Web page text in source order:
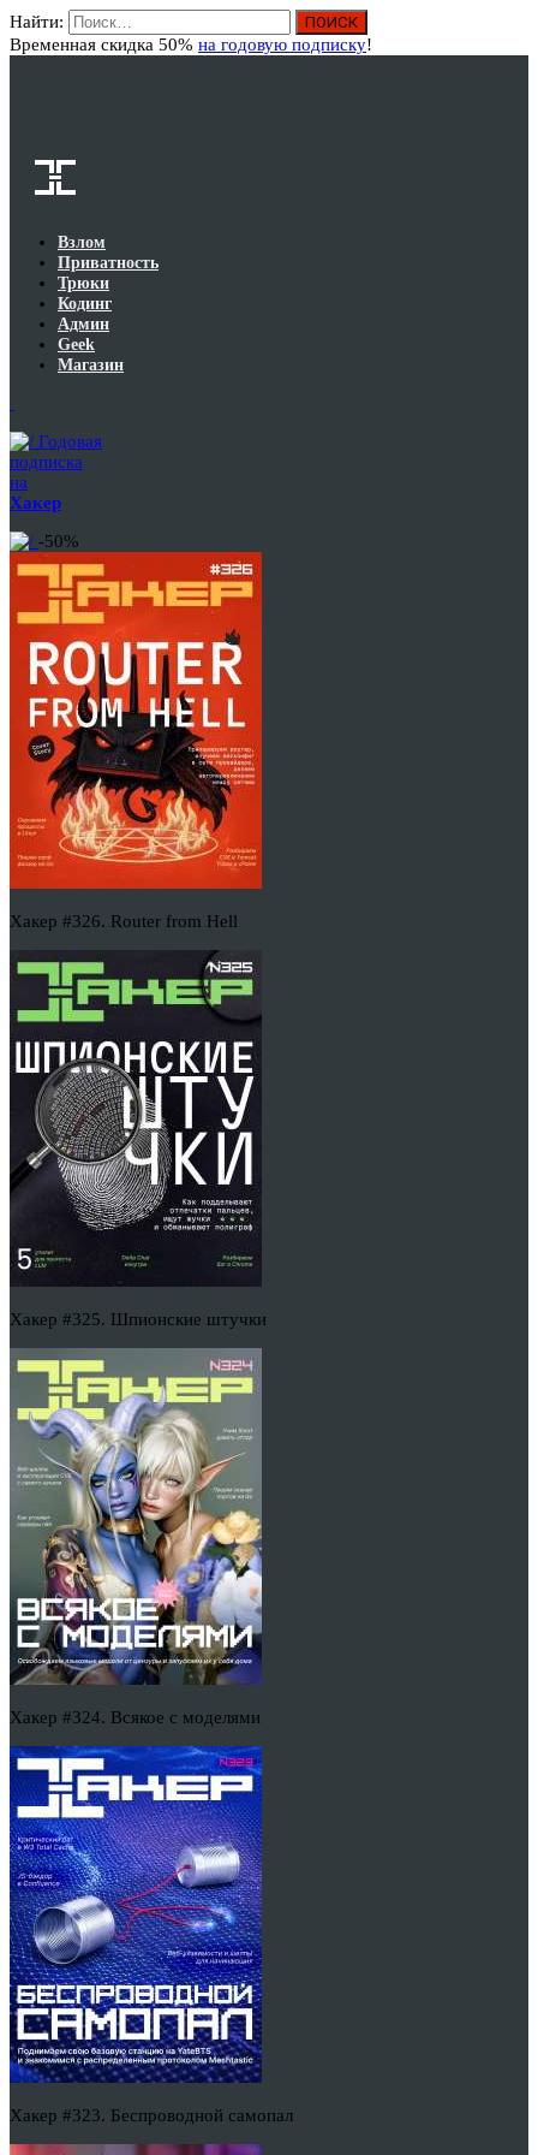
Найти:
Временная скидка 50% на годовую подписку!
Взлом
Приватность
Трюки
Кодинг
Админ
Geek
Магазин
Годовая
подписка
на
Хакер
-50%
Хакер #326. Router from Hell
Хакер #325. Шпионские штучки
Хакер #324. Всякое с моделями
Хакер #323. Беспроводной самопал